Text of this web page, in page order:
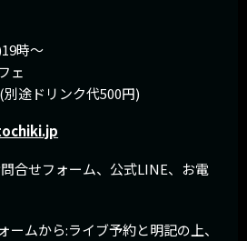
時〜
ェ
途ドリンク代500円)
合せフォーム、公式LINE、お電
ームから:ライブ予約と明記の上、